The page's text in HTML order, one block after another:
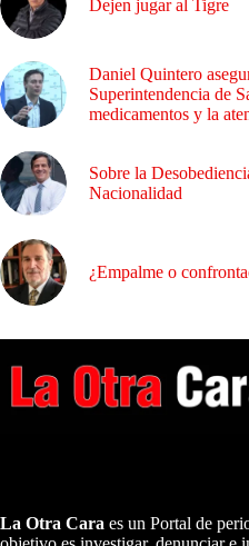
Dejen jugar al Tigre
Daniel Quintero
Superintendencia de
medicamentos y la
Sobre la
Nacionalidad
¿Empalme o
La Otra Cara es un Portal de